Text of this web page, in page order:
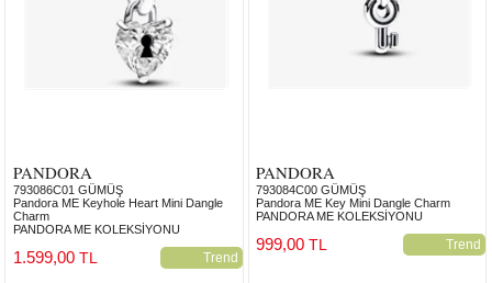
PANDORA
793086C01 GÜMÜŞ
Pandora ME Keyhole Heart Mini Dangle
Charm
PANDORA ME KOLEKSİYONU
Trend
1.599,00 TL
PANDORA
793084C00 GÜMÜŞ
Pandora ME Key Mini Dangle Charm
PANDORA ME KOLEKSİYONU
Trend
999,00TL